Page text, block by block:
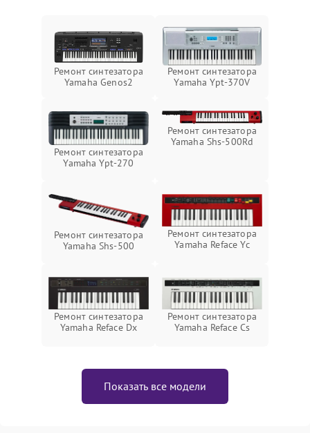
Ремонт синтезатора
Yamaha Genos2
Ремонт синтезатора
Yamaha Ypt-370V
Ремонт синтезатора
Yamaha Ypt-270
Ремонт синтезатора
Yamaha Shs-500Rd
Ремонт синтезатора
Yamaha Shs-500
Ремонт синтезатора
Yamaha Reface Yc
Ремонт синтезатора
Yamaha Reface Dx
Ремонт синтезатора
Yamaha Reface Cs
Показать все модели